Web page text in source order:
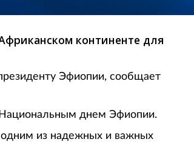
континенте для
Эфиопии, сообщает
днем Эфиопии.
одним из надежных и важных